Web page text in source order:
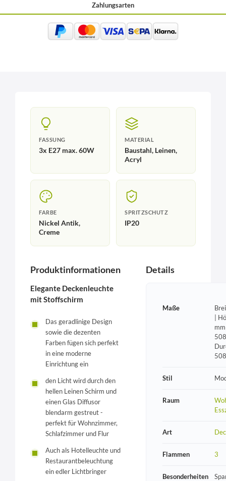
Zahlungsarten
FASSUNG
3x E27 max. 60W
MATERIAL
Baustahl, Leinen,
Acryl
FARBE
Nickel Antik,
Creme
SPRITZSCHUTZ
IP20
Produktinformationen
Elegante Deckenleuchte
mit Stoffschirm
Das geradlinige Design
sowie die dezenten
Farben fügen sich perfekt
in eine moderne
Einrichtung ein
den Licht wird durch den
hellen Leinen Schirm und
einen Glas Diffusor
blendarm gestreut -
perfekt für Wohnzimmer,
Schlafzimmer und Flur
Auch als Hotelleuchte und
Restaurantbeleuchtung
ein edler Lichtbringer
Details
Maße
|
Stil
Raum
Art
Flammen 3
Besonderheiten